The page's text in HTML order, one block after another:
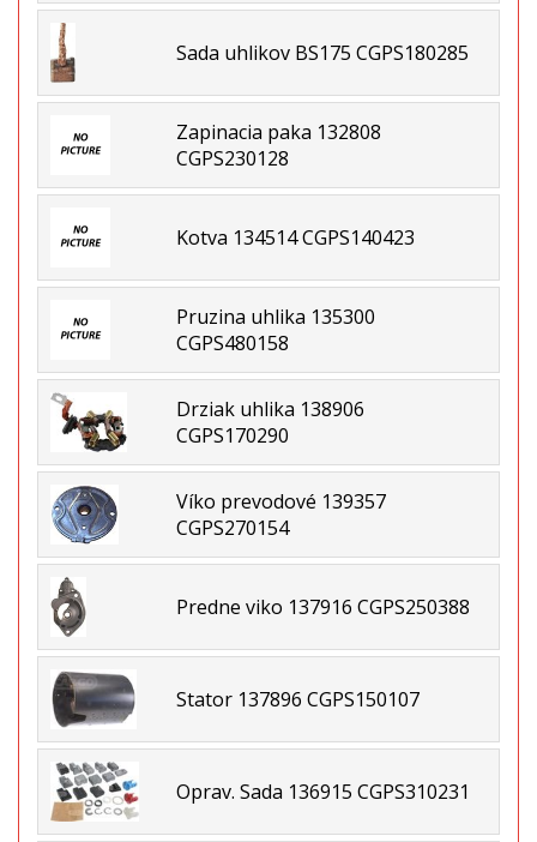
Sada uhlikov BS175 CGPS180285
Zapinacia paka 132808
CGPS230128
Kotva 134514 CGPS140423
Pruzina uhlika 135300
CGPS480158
Drziak uhlika 138906
CGPS170290
Víko prevodové 139357
CGPS270154
Predne viko 137916 CGPS250388
Stator 137896 CGPS150107
Oprav. Sada 136915 CGPS310231